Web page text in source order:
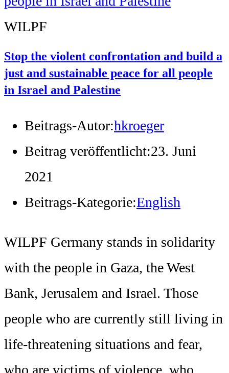
WILPF
Stop the violent confrontation and build a
just and sustainable peace for all people
in Israel and Palestine
Beitrags-Autor:hkroeger
Beitrag veröffentlicht:23. Juni
2021
Beitrags-Kategorie:English
WILPF Germany stands in solidarity
with the people in Gaza, the West
Bank, Jerusalem and Israel. Those
people who are currently still living in
life-threatening situations and fear,
who are victims of violence, who